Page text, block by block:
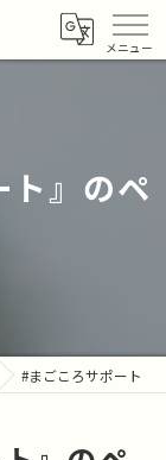
』のペ
#まごころサポート